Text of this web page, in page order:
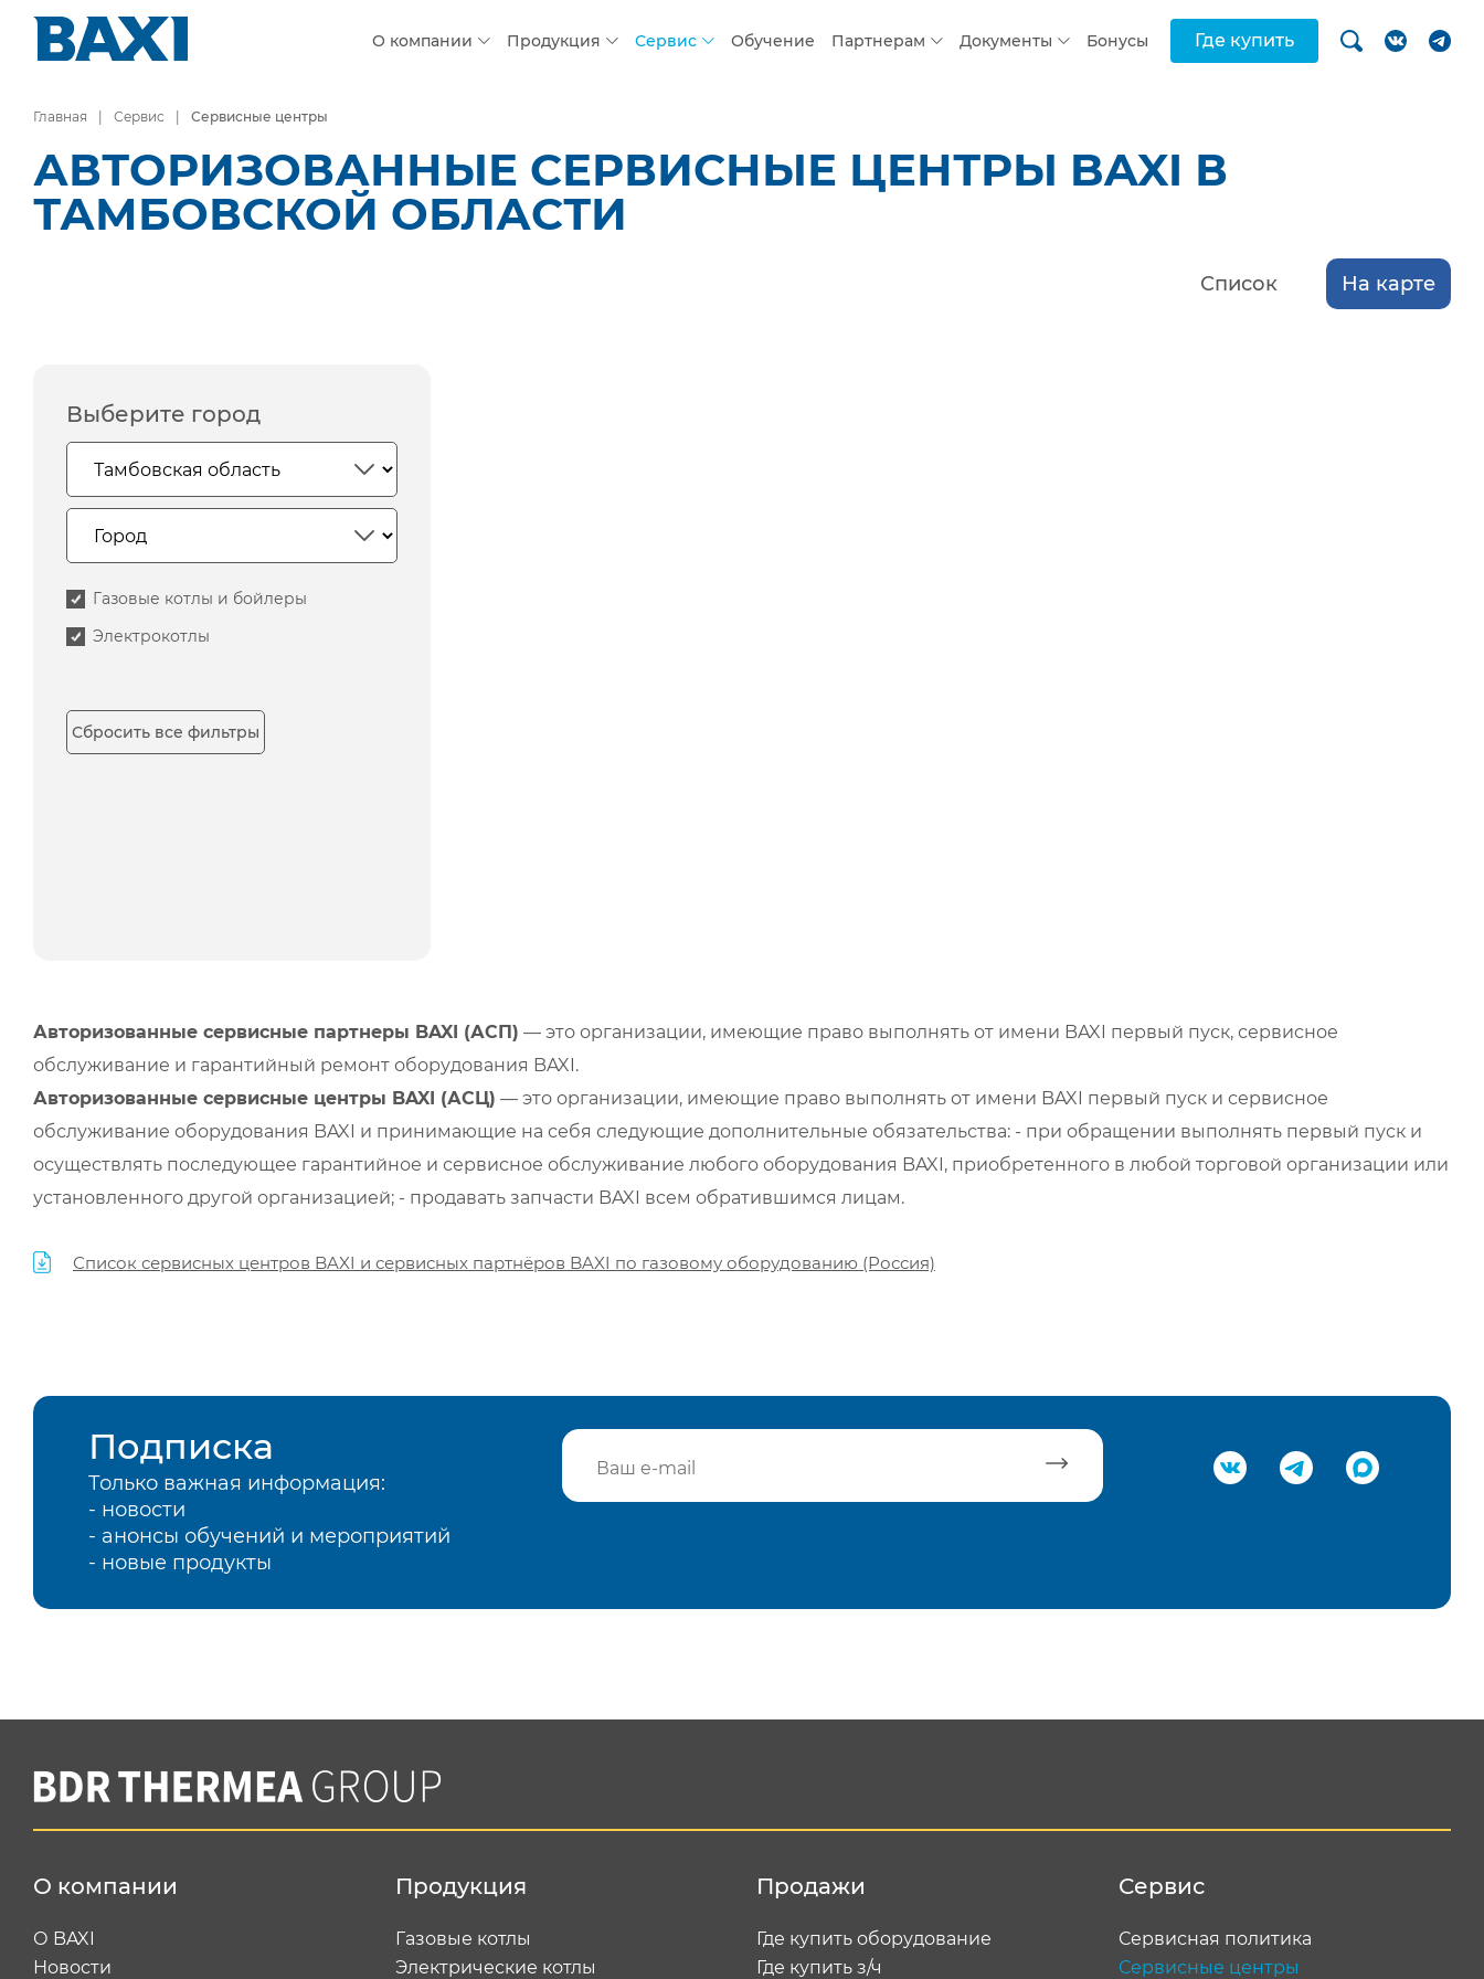
О компании Продукция Сервис Обучение Партнерам Документы Бонусы Где купить
Главная Сервис Сервисные центры
АВТОРИЗОВАННЫЕ СЕРВИСНЫЕ ЦЕНТРЫ BAXI В
ТАМБОВСКОЙ ОБЛАСТИ
Список На карте
Выберите город
Газовые котлы и бойлеры
Электрокотлы
Сбросить все фильтры
Авторизованные сервисные партнеры BAXI (АСП) — это организации, имеющие право выполнять от имени BAXI первый пуск, сервисное
обслуживание и гарантийный ремонт оборудования BAXI.
Авторизованные сервисные центры BAXI (АСЦ) — это организации, имеющие право выполнять от имени BAXI первый пуск и сервисное
обслуживание оборудования BAXI и принимающие на себя следующие дополнительные обязательства: - при обращении выполнять первый пуск и
осуществлять последующее гарантийное и сервисное обслуживание любого оборудования BAXI, приобретенного в любой торговой организации или
установленного другой организацией; - продавать запчасти BAXI всем обратившимся лицам.
Список сервисных центров BAXI и сервисных партнёров BAXI по газовому оборудованию (Россия)
Подписка
Только важная информация:
- новости
- анонсы обучений и мероприятий
- новые продукты
О компании
О BAXI
Новости
Продукция
Газовые котлы
Электрические котлы
Продажи
Где купить оборудование
Где купить з/ч
Сервис
Сервисная политика
Сервисные центры